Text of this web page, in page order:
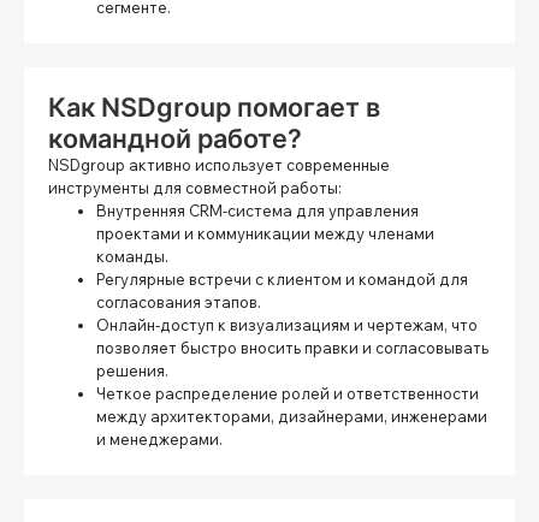
сегменте.
Как NSDgroup помогает в
командной работе?
NSDgroup активно использует современные
инструменты для совместной работы:
Внутренняя CRM-система для управления
проектами и коммуникации между членами
команды.
Регулярные встречи с клиентом и командой для
согласования этапов.
Онлайн-доступ к визуализациям и чертежам, что
позволяет быстро вносить правки и согласовывать
решения.
Четкое распределение ролей и ответственности
между архитекторами, дизайнерами, инженерами
и менеджерами.